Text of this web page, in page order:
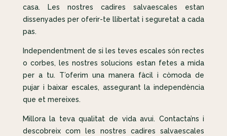
casa. Les nostres cadires salvaescales estan
dissenyades per oferir-te llibertat i seguretat a cada
pas.
Independentment de si les teves escales són rectes
o corbes, les nostres solucions estan fetes a mida
per a tu. T’oferim una manera fàcil i còmoda de
pujar i baixar escales, assegurant la independència
que et mereixes.
Millora la teva qualitat de vida avui. Contacta’ns i
descobreix com les nostres cadires salvaescales